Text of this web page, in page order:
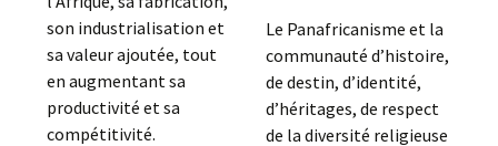
son industrialisation et
sa valeur ajoutée, tout
en augmentant sa
productivité et sa
compétitivité.
Le Panafricanisme et la
communauté d’histoire,
de destin, d’identité,
d’héritages, de respect
de la diversité religieuse